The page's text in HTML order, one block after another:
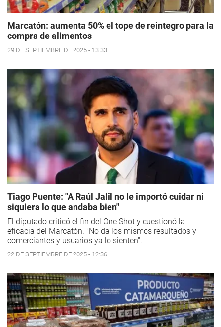
Marcatón: aumenta 50% el tope de reintegro para la
compra de alimentos
29 DE SEPTIEMBRE DE 2025 - 13:33
Tiago Puente: "A Raúl Jalil no le importó cuidar ni
siquiera lo que andaba bien"
El diputado criticó el fin del One Shot y cuestionó la
eficacia del Marcatón. "No da los mismos resultados y
comerciantes y usuarios ya lo sienten".
22 DE SEPTIEMBRE DE 2025 - 12:36